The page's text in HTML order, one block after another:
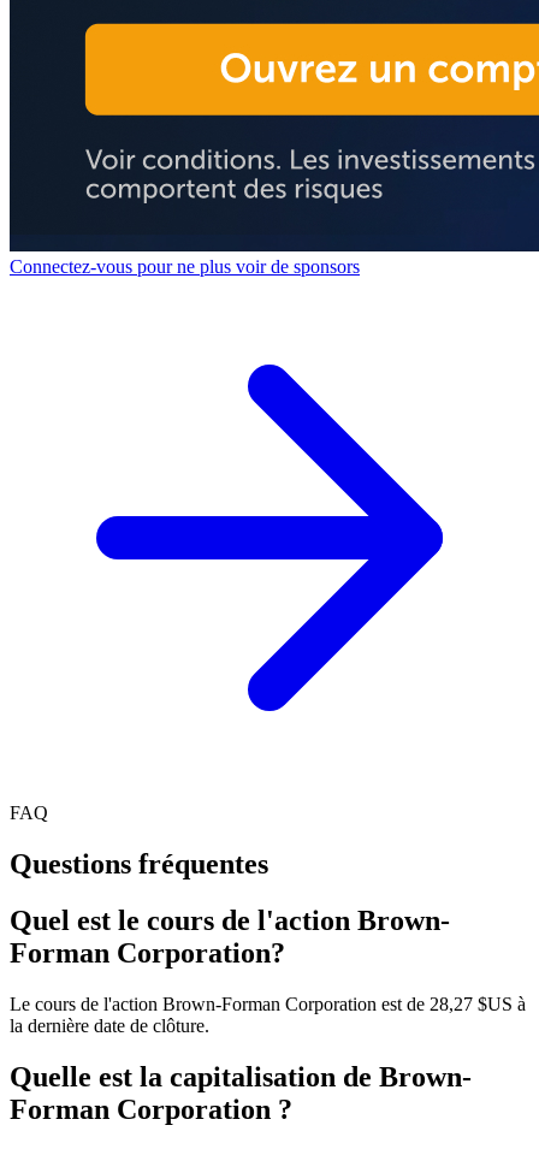
Connectez-vous pour ne plus voir de sponsors
FAQ
Questions fréquentes
Quel est le cours de l'action Brown-
Forman Corporation?
Le cours de l'action Brown-Forman Corporation est de 28,27 $US à
la dernière date de clôture.
Quelle est la capitalisation de Brown-
Forman Corporation ?